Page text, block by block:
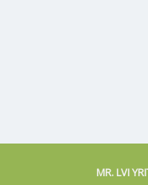
MR. LVI